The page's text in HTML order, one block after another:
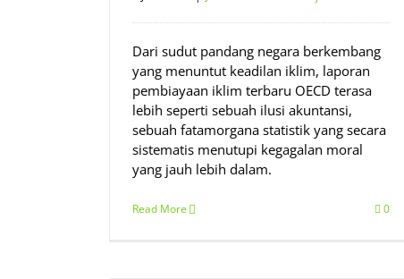
Dari sudut pandang negara berkembang
yang menuntut keadilan iklim, laporan
pembiayaan iklim terbaru OECD terasa
lebih seperti sebuah ilusi akuntansi,
sebuah fatamorgana statistik yang secara
sistematis menutupi kegagalan moral
yang jauh lebih dalam.
Read More 0